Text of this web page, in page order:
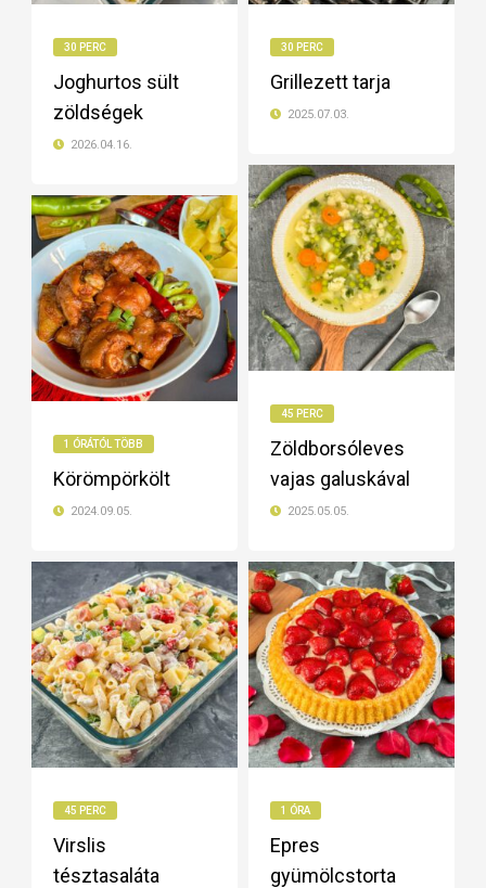
30 PERC
Joghurtos sült
zöldségek
2026.04.16.
30 PERC
Grillezett tarja
2025.07.03.
45 PERC
Zöldborsóleves
vajas galuskával
2025.05.05.
1 ÓRÁTÓL TÖBB
Körömpörkölt
2024.09.05.
45 PERC
Virslis
tésztasaláta
1 ÓRA
Epres
gyümölcstorta